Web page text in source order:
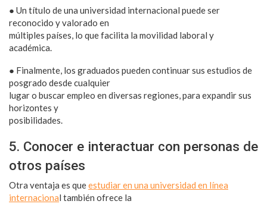
● Un título de una universidad internacional puede ser
reconocido y valorado en
múltiples países, lo que facilita la movilidad laboral y
académica.
● Finalmente, los graduados pueden continuar sus estudios de
posgrado desde cualquier
lugar o buscar empleo en diversas regiones, para expandir sus
horizontes y
posibilidades.
5. Conocer e interactuar con personas de
otros países
Otra ventaja es queestudiar en una universidad en línea
internacional también ofrece la